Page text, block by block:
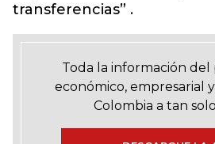
transferencias” .
Toda la información del
económico, empresarial
Colombia a tan